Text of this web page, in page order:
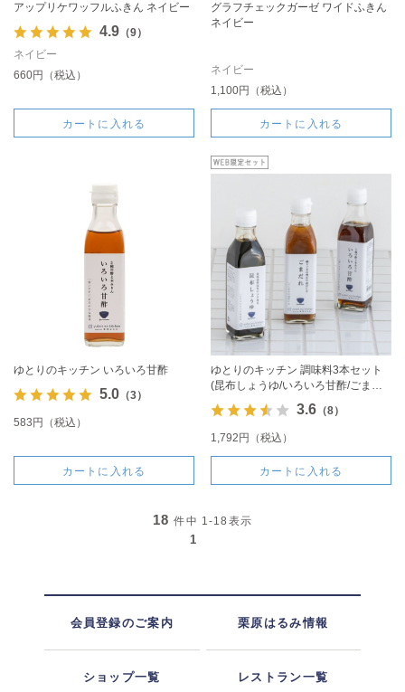
アップリケワッフルふきん ネイビー
4.9（9）
ネイビー
660円（税込）
カートに入れる
グラフチェックガーゼ ワイドふきん
ネイビー
ネイビー
1,100円（税込）
カートに入れる
ゆとりのキッチン いろいろ甘酢
5.0（3）
583円（税込）
カートに入れる
ゆとりのキッチン 調味料3本セット
(昆布しょうゆ/いろいろ甘酢/ごまだ
れ)
3.6（8）
1,792円（税込）
カートに入れる
18 件中 1-18 表示
1
会員登録のご案内 栗原はるみ情報
ショップ一覧 レストラン一覧